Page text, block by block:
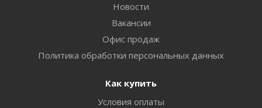
Новости
Вакансии
Офис продаж
Политика обработки персональных данных
Как купить
Условия оплаты